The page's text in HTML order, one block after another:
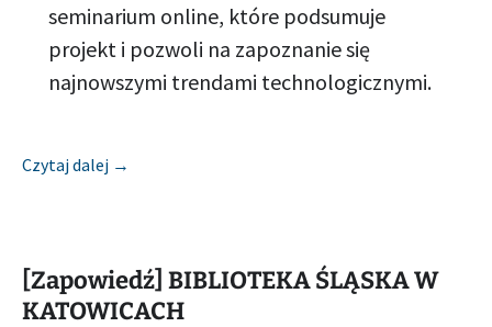
seminarium online, które podsumuje
projekt i pozwoli na zapoznanie się
najnowszymi trendami technologicznymi.
Czytaj dalej [Zapowiedź] BIBLIOTEKA ŚLĄSKA W KATOWICACH
→
[Zapowiedź] BIBLIOTEKA ŚLĄSKA W
KATOWICACH